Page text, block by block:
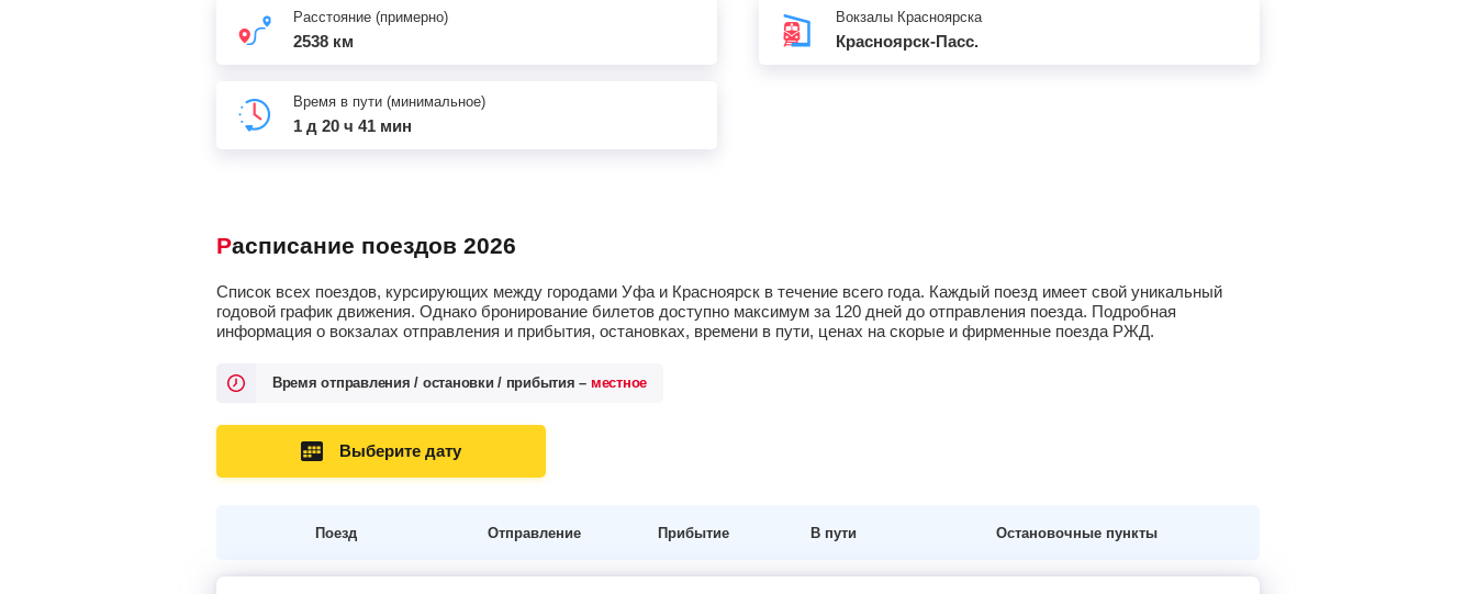
Расстояние (примерно)
2538 км
Время в пути (минимальное)
1 д 20 ч 41 мин
Вокзалы Красноярска
Красноярск-Пасс.
Расписание поездов 2026
Список всех поездов, курсирующих между городами Уфа и Красноярск в течение всего года. Каждый поезд имеет свой уникальный
годовой график движения. Однако бронирование билетов доступно максимум за 120 дней до отправления поезда. Подробная
информация о вокзалах отправления и прибытия, остановках, времени в пути, ценах на скорые и фирменные поезда РЖД.
Время отправления / остановки / прибытия – местное
Выберите дату
Поезд Отправление Прибытие В пути Остановочные пункты